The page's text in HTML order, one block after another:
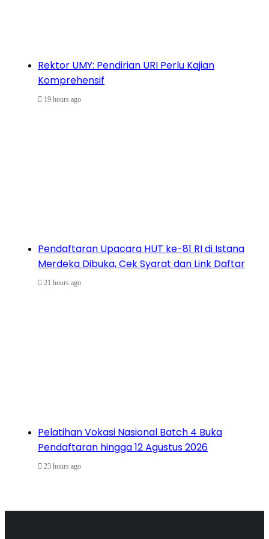
Rektor UMY: Pendirian URI Perlu Kajian
Komprehensif
19 hours ago
Pendaftaran Upacara HUT ke-81 RI di Istana
Merdeka Dibuka, Cek Syarat dan Link Daftar
21 hours ago
Pelatihan Vokasi Nasional Batch 4 Buka
Pendaftaran hingga 12 Agustus 2026
23 hours ago